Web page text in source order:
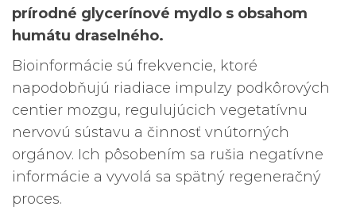
prírodné glycerínové mydlo s obsahom
humátu draselného.
Bioinformácie sú frekvencie, ktoré
napodobňujú riadiace impulzy podkôrových
centier mozgu, regulujúcich vegetatívnu
nervovú sústavu a činnosť vnútorných
orgánov. Ich pôsobením sa rušia negatívne
informácie a vyvolá sa spätný regeneračný
proces.